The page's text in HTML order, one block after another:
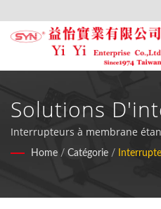
Solutions
Membrane En
Qualité
Applications
Interrupteurs à membrane
poussière certifiés ISO 9001
alimentaire, médical et du
Home / Catégorie /